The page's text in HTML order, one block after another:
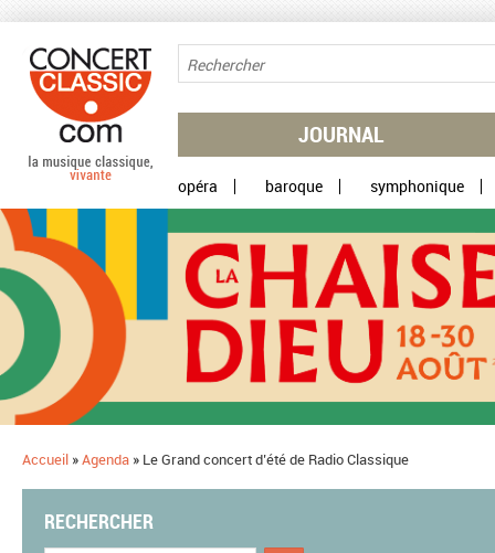
JOURNAL
opéra baroque symphonique
Accueil »Agenda » Le Grand concert d’été de Radio Classique
RECHERCHER